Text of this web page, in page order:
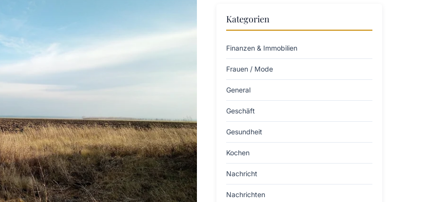
Kategorien
Finanzen & Immobilien
Frauen / Mode
General
Geschäft
Gesundheit
Kochen
Nachricht
Nachrichten